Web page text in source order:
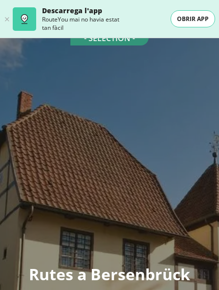
Descarrega l'app
RouteYou mai no havia estat
tan fàcil
OBRIR APP
- SELECTION -
Rutes a Bersenbrück